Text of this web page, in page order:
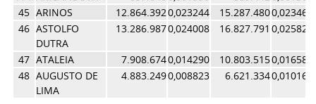
45 ARINOS 12.864.3920,023244 15.287.4800,023463
46 ASTOLFO
DUTRA
13.286.9870,024008 16.827.791 0,025827
47 ATALEIA 7.908.6740,014290 10.803.5150,016581
48 AUGUSTO DE
LIMA
4.883.2490,008823 6.621.3340,010162